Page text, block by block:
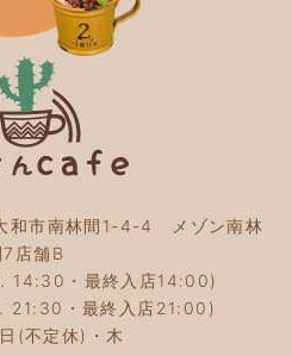
10月(5)
年9月(2)
年8月
年7月(4)
年6月(5)
5月 (2)
4月 (2)
年2月(4)
年1月(3)
12月(4)
11月(4)
10月 (4)
市南林間1-4-4 メゾン南林
7店舗B
14:30・最終入店14:00)
・最終入店21:00)
(不定休)・木